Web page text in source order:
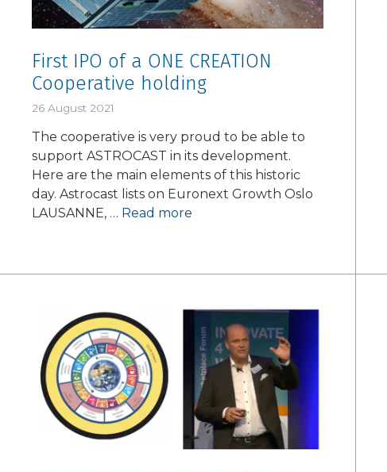
First IPO of a ONE CREATION
Cooperative holding
26 August 2021
The cooperative is very proud to be able to
support ASTROCAST in its development.
Here are the main elements of this historic
day. Astrocast lists on Euronext Growth Oslo
LAUSANNE, … Read more